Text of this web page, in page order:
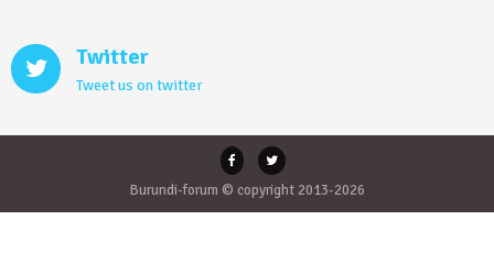
Twitter
Tweet us on twitter
Burundi-forum © copyright 2013-2026